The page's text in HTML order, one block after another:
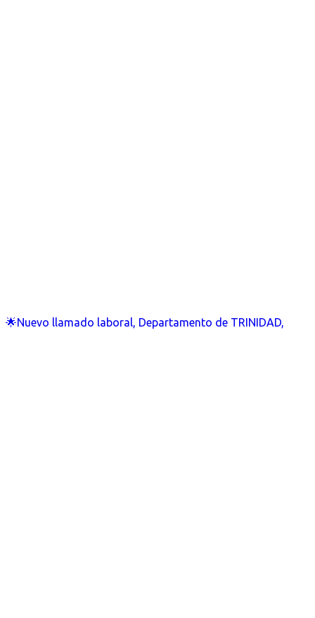
🌟Nuevo llamado laboral, Departamento de TRINIDAD,